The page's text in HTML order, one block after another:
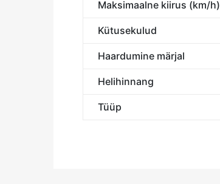
Maksimaalne kiirus (km/h)
Kütusekulud
Haardumine märjal
Helihinnang
Tüüp